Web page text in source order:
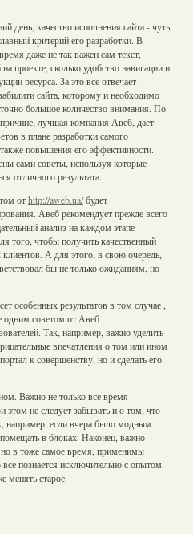
день, качество исполнения сайта - чуть
критерий его разработки. В
даже не так важен сам текст,
проекте, сколько удобство навигации и
ресурса. За это все отвечает
сайта, которому и необходимо
большое количество внимания. По
лучшая компания Авеб, дает
в плане разработки самого
повышения его эффективности.
сами советы, используя которые
отличного результата.
отhttp://aweb.ua/будет
Авеб рекомендует прежде всего
анализ на каждом этапе
того, чтобы получить качественный
А для этого, в свою очередь,
бы не только ожиданиям, но
особенных результатов в том случае ,
одним советом от Авеб
Так, например, важно уделить
впечатления о том или ином
к совершенству, но и сделать его
Важно не только все время
не следует забывать и о том, что
например, если вчера было модным
в блоках. Наконец, важно
в тоже самое время, применимы
познается исключительно с опытом.
менять старое.